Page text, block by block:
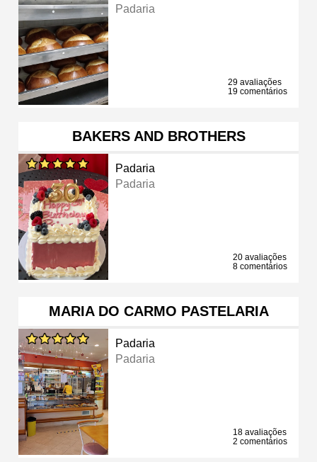
Padaria
29 avaliações
19 comentários
BAKERS AND BROTHERS
Padaria
Padaria
20 avaliações
8 comentários
MARIA DO CARMO PASTELARIA
Padaria
Padaria
18 avaliações
2 comentários